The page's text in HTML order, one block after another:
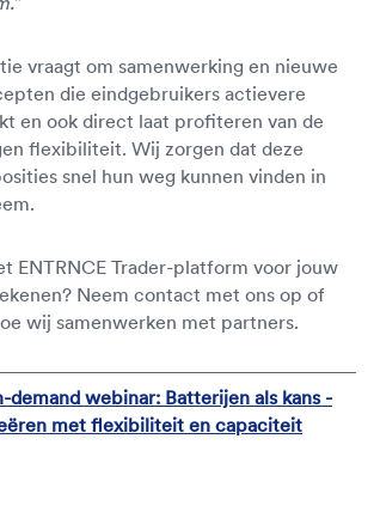
vraagt om samenwerking en nieuwe
die eindgebruikers actievere
en ook direct laat profiteren van de
flexibiliteit. Wij zorgen dat deze
snel hun weg kunnen vinden in
ENTRNCE Trader-platform voor jouw
Neem contact met ons op of
wij samenwerken met partners.
demand webinar: Batterijen als kans -
met flexibiliteit en capaciteit